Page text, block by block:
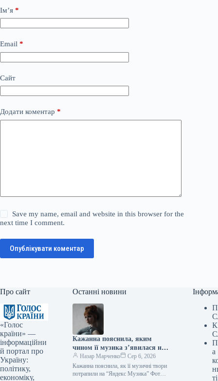
Ім’я *
Email *
Сайт
Додати коментар *
Save my name, email and website in this browser for the
next time I comment.
Опублікувати коментар
Про сайт
«Голос
країни» —
інформаційни
й портал про
Україну:
політику,
економіку,
Останні новини
Кажанна пояснила, яким
чином її музика з’явилася на
“Яндекс Музика”
Назар Марченко
Сер 6, 2026
Кажанна пояснила, як її музичні твори
потрапили на “Яндекс Музика” Фото:
а
ті